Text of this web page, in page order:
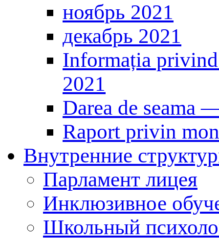
ноябрь 2021
декабрь 2021
Informația
2021
Darea de seama
Raport privin
Внутренние
Парламент лицея
Инклюзивное
Школьный